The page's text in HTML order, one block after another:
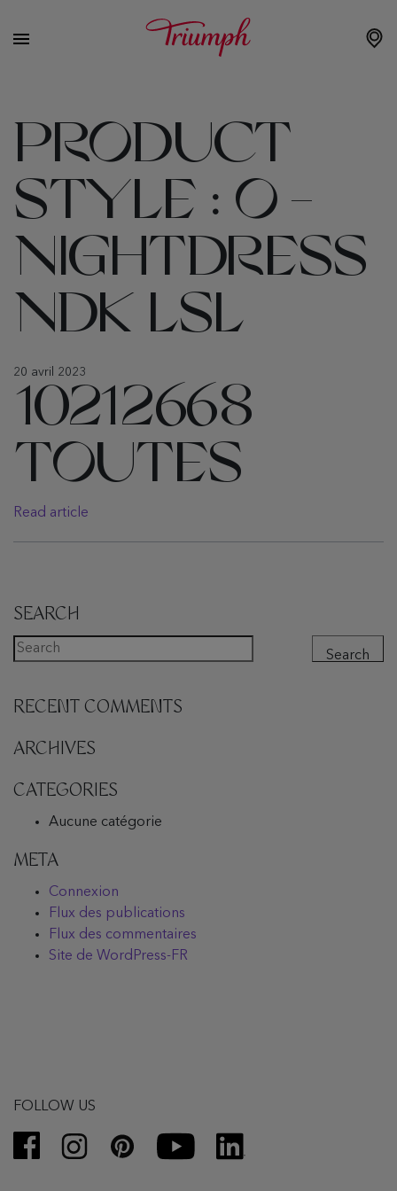
PRODUCT
STYLE : O -
NIGHTDRESS
NDK LSL
20 avril 2023
10212668
TOUTES
Read article
SEARCH
Search
RECENT COMMENTS
ARCHIVES
CATEGORIES
Aucune catégorie
META
Connexion
Flux des publications
Flux des commentaires
Site de WordPress-FR
FOLLOW US